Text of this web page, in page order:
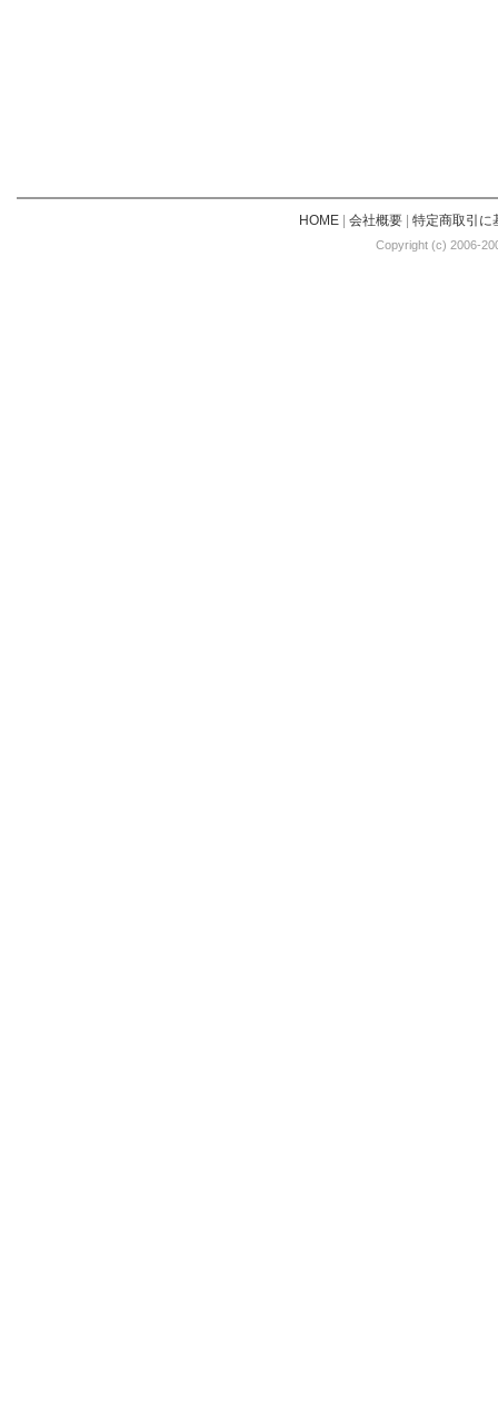
HOME| 会社概要| 特定商取引に
Copyright (c) 2006-